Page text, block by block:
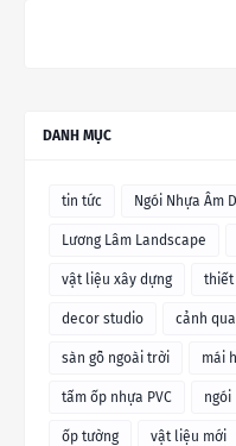
DANH MỤC
tin tức Ngói Nhựa Âm
Lương Lâm Landscape
vật liệu xây dựng thiết
decor studio cảnh
sàn gỗ ngoài trời mái
tấm ốp nhựa PVC ngói
ốp tường vật liệu mới